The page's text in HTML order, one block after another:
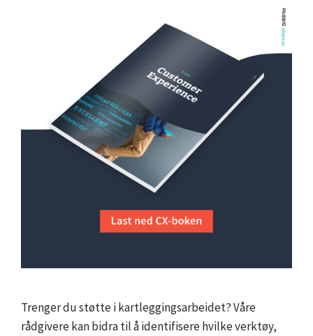
Trenger du støtte i kartleggingsarbeidet? Våre
rådgivere kan bidra til å identifisere hvilke verktøy,